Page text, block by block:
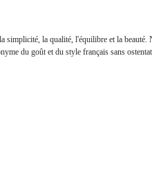
simplicité, la qualité, l'équilibre et la beauté.
du goût et du style français sans